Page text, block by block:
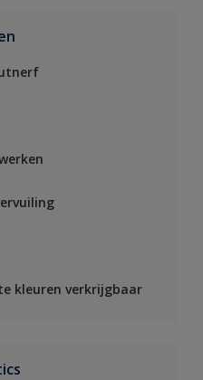
kleuren verkrijgbaar